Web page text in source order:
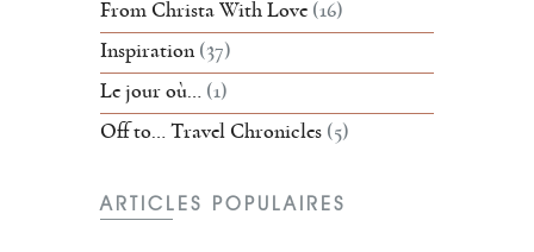
From Christa With Love (16)
Inspiration(37)
Le jour où… (1)
Off to… Travel Chronicles (5)
ARTICLES POPULAIRES